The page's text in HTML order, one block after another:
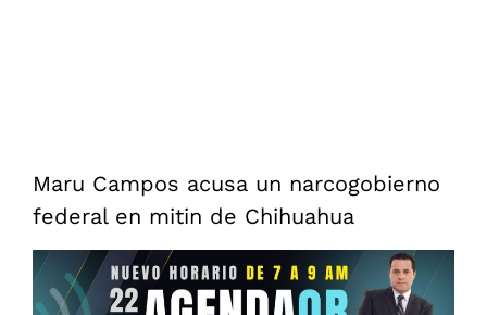
Maru Campos acusa un narcogobierno
federal en mitin de Chihuahua